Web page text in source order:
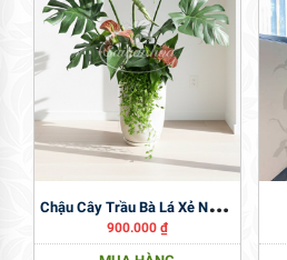
C
Hậu Cây Trầu Bà Lá Xẻ Nam Mỹ
900.000 ₫